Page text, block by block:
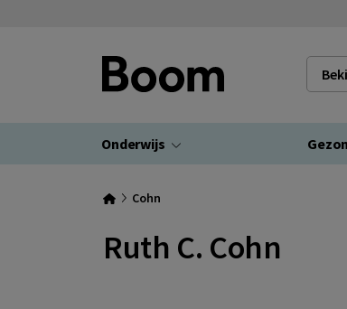
Onderwijs
Cohn
Ruth C. Cohn